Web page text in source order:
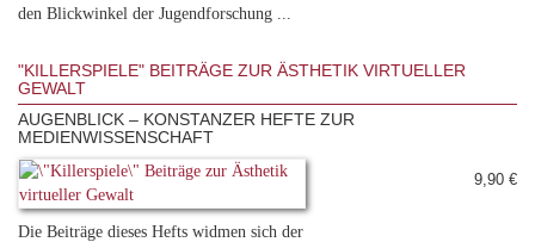
den Blickwinkel der Jugendforschung ...
"KILLERSPIELE" BEITRÄGE ZUR ÄSTHETIK VIRTUELLER
GEWALT
AUGENBLICK – KONSTANZER HEFTE ZUR
MEDIENWISSENSCHAFT
Die Beiträge dieses Hefts widmen sich der
9,90 €